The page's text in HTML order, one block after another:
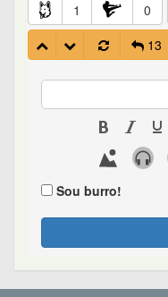
1 0
13
Sou burro!